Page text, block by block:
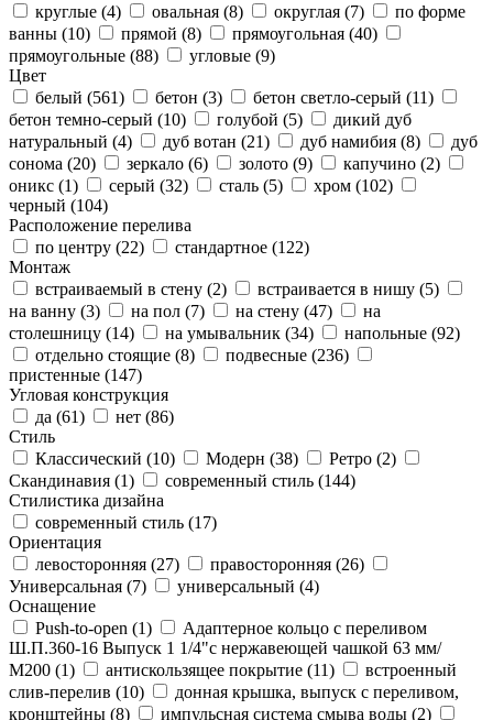
круглые (4) овальная (8) округлая (7)
по форме
ванны (10) прямой (8) прямоугольная (40)
прямоугольные (88) угловые (9)
Цвет
белый (561) бетон (3) бетон светло-серый (11)
бетон темно-серый (10) голубой (5)
дикий дуб
натуральный (4) дуб вотан (21) дуб намибия (8)
дуб
сонома (20) зеркало (6) золото (9) капучино (2)
оникс (1) серый (32) сталь (5) хром (102)
черный (104)
Расположение перелива
по центру (22) стандартное (122)
Монтаж
встраиваемый в стену (2) встраивается в нишу (5)
на ванну (3) на пол (7) на стену (47)
на
столешницу (14) на умывальник (34) напольные (92)
отдельно стоящие (8) подвесные (236)
пристенные (147)
Угловая конструкция
да (61) нет (86)
Стиль
Классический (10) Модерн (38) Ретро (2)
Скандинавия (1) современный стиль (144)
Стилистика дизайна
современный стиль (17)
Ориентация
левосторонняя (27) правосторонняя (26)
Универсальная (7) универсальный (4)
Оснащение
Push-to-open (1)
Адаптерное кольцо с переливом
Ш.П.360-16 Выпуск 1 1/4"с нержавеющей чашкой 63 мм/
М200 (1) антискользящее покрытие (11)
встроенный
слив-перелив (10)
донная крышка, выпуск с переливом,
кронштейны (8) импульсная система смыва воды (2)